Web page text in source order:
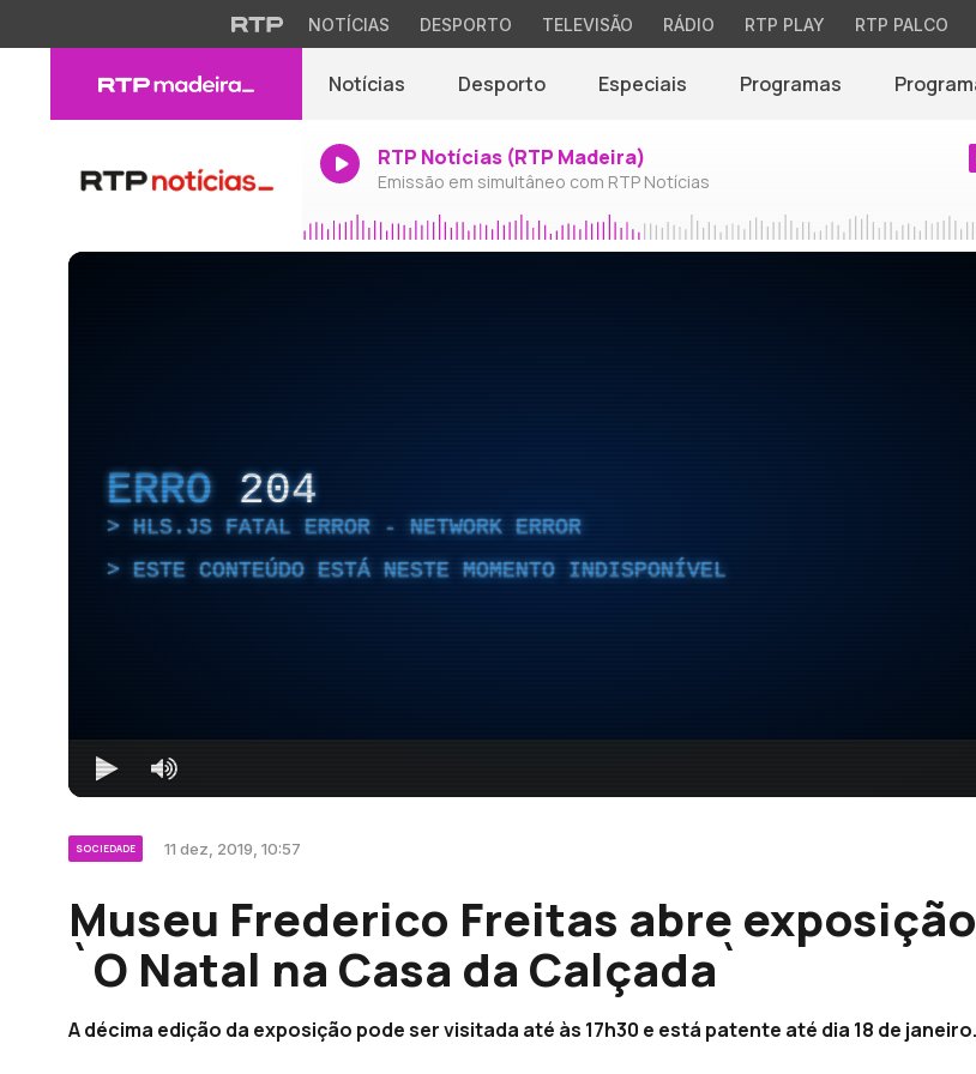
NOTÍCIAS DESPORTO TELEVISÃO RÁDIO RTP PLAY RTP PALCO
Notícias Desporto Especiais Programas
RTP Notícias (RTP Madeira)
Emissão em simultâneo com RTP Notícias
ERRO 204
HLS.JS FATAL ERROR - NETWORK ERROR
ESTE CONTEÚDO ESTÁ NESTE MOMENTO INDISPONÍVEL
SOCIEDADE 11 dez, 2019, 10:57
Museu Frederico Freitas abre exposição
`O Natal na Casa da Calçada`
A décima edição da exposição pode ser visitada até às 17h30 e está patente até dia 18 de janeiro.